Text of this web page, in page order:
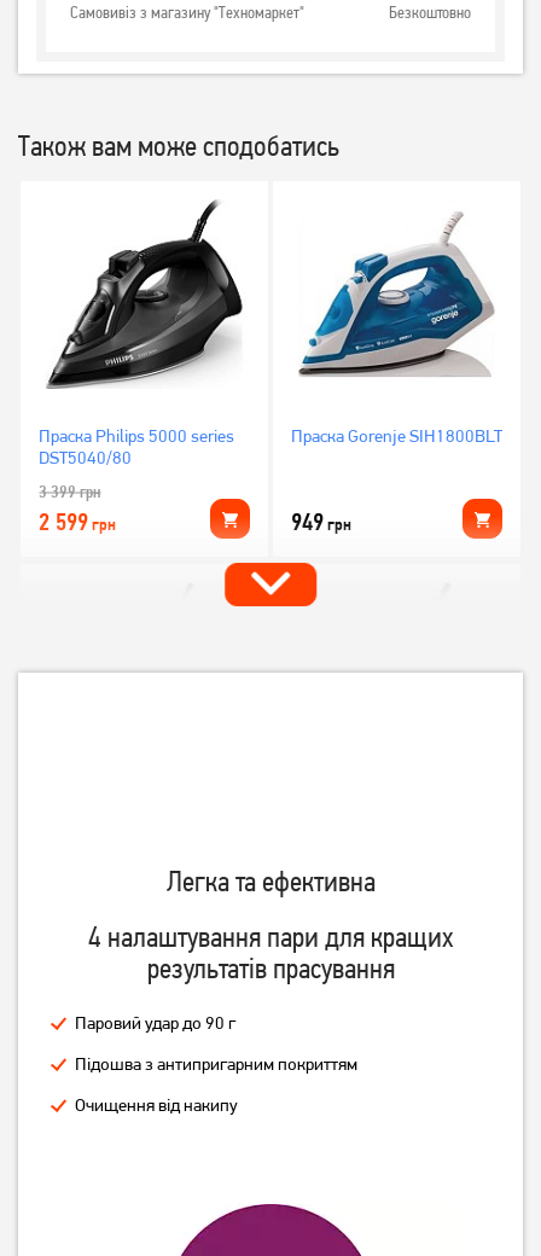
Самовивіз з магазину "Техномаркет" Безкоштовно
Також вам може сподобатись
Праска Philips 5000 series
DST5040/80
3 399грн
2 599грн
Праска Gorenje SIH1800BLT
949грн
1 799грн
Праска Rotex RIC21-N
Super Glide
Легка та ефективна
4 налаштування пари для кращих
результатів прасування
Паровий удар до 90 г
Підошва з антипригарним покриттям
Очищення від накипу